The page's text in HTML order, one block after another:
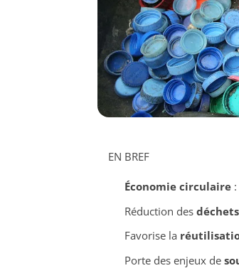
EN BREF
Économie circulaire:
Réduction des déchets
Favorise la
Porte des enjeux de